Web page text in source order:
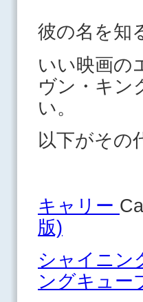
彼の名を知
いい映画の
ヴン・キン
い。
以下がその
キャリー
版)
シャイニン
ングキュー